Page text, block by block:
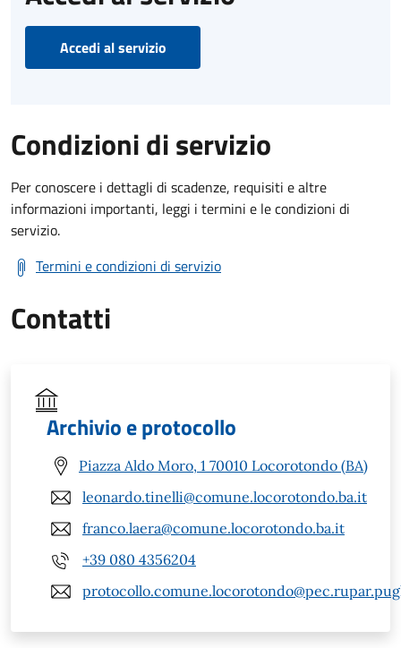
Accedi al servizio
Condizioni di servizio
Per conoscere i dettagli di scadenze, requisiti e altre
informazioni importanti, leggi i termini e le condizioni di
servizio.
Termini e condizioni di servizio
Contatti
Archivio e protocollo
Piazza Aldo Moro, 1 70010 Locorotondo (BA)
leonardo.tinelli@comune.locorotondo.ba.it
franco.laera@comune.locorotondo.ba.it
+39 080 4356204